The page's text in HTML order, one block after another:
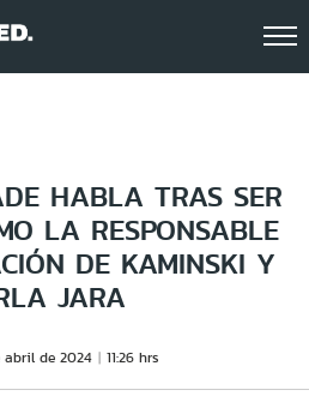
HABLA TRAS SER
LA RESPONSABLE
DE KAMINSKI Y
JARA
abril de 2024 11:26 hrs